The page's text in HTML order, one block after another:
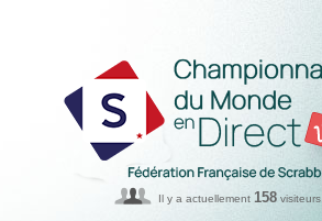
Il y a actuellement 158 visiteurs